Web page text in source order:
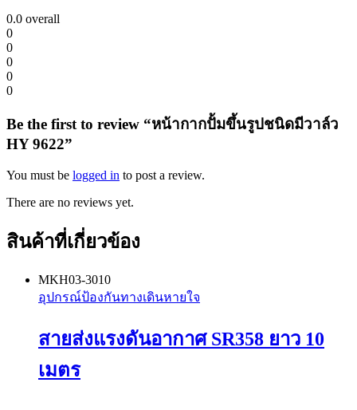
0.0 overall
0
0
0
0
0
Be the first to review “หน้ากากปั้มขึ้นรูปชนิดมีวาล์ว
HY 9622”
You must be logged in to post a review.
There are no reviews yet.
สินค้าที่เกี่ยวข้อง
MKH03-3010
อุปกรณ์ป้องกันทางเดินหายใจ
สายส่งแรงดันอากาศ SR358 ยาว 10
เมตร